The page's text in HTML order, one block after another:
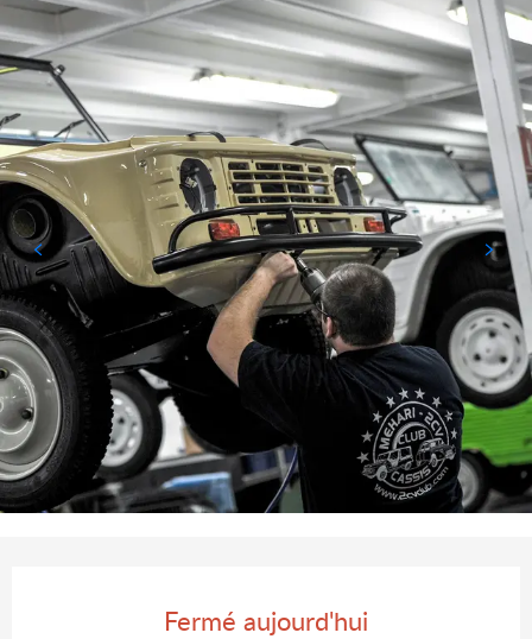
Fermé aujourd'hui